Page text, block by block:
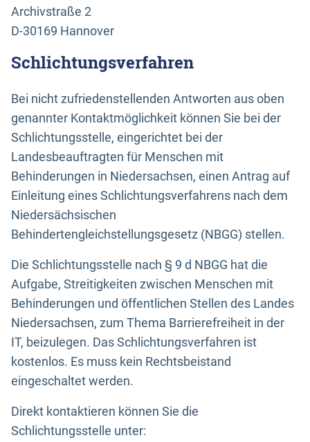
Archivstraße 2
D-30169 Hannover
Schlichtungsverfahren
Bei nicht zufriedenstellenden Antworten aus oben
genannter Kontaktmöglichkeit können Sie bei der
Schlichtungsstelle, eingerichtet bei der
Landesbeauftragten für Menschen mit
Behinderungen in Niedersachsen, einen Antrag auf
Einleitung eines Schlichtungsverfahrens nach dem
Niedersächsischen
Behindertengleichstellungsgesetz (NBGG) stellen.
Die Schlichtungsstelle nach § 9 d NBGG hat die
Aufgabe, Streitigkeiten zwischen Menschen mit
Behinderungen und öffentlichen Stellen des Landes
Niedersachsen, zum Thema Barrierefreiheit in der
IT, beizulegen. Das Schlichtungsverfahren ist
kostenlos. Es muss kein Rechtsbeistand
eingeschaltet werden.
Direkt kontaktieren können Sie die
Schlichtungsstelle unter: